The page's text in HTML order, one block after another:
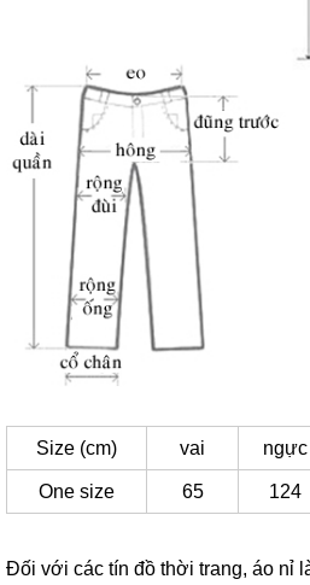
Size (cm) vai ngực
One size 65 124
Đối với các tín đồ thời trang, áo nỉ